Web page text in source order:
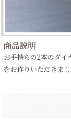
商品説明
お手持ちの2本のダイ
をお作りいただきまし